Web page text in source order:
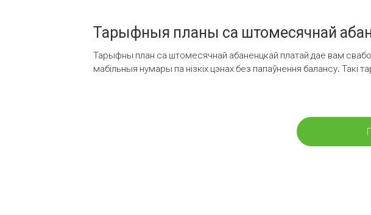
Тарыфныя планы са штомесячнай
Тарыфны план са штомесячнай абаненцкай платай дае вам
мабільныя нумары па нізкіх цэнах без папаўнення балансу.